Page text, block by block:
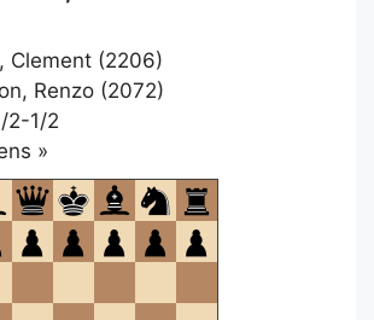
Clement (2206)
Renzo (2072)
2-1/2
»
om
te
openen.